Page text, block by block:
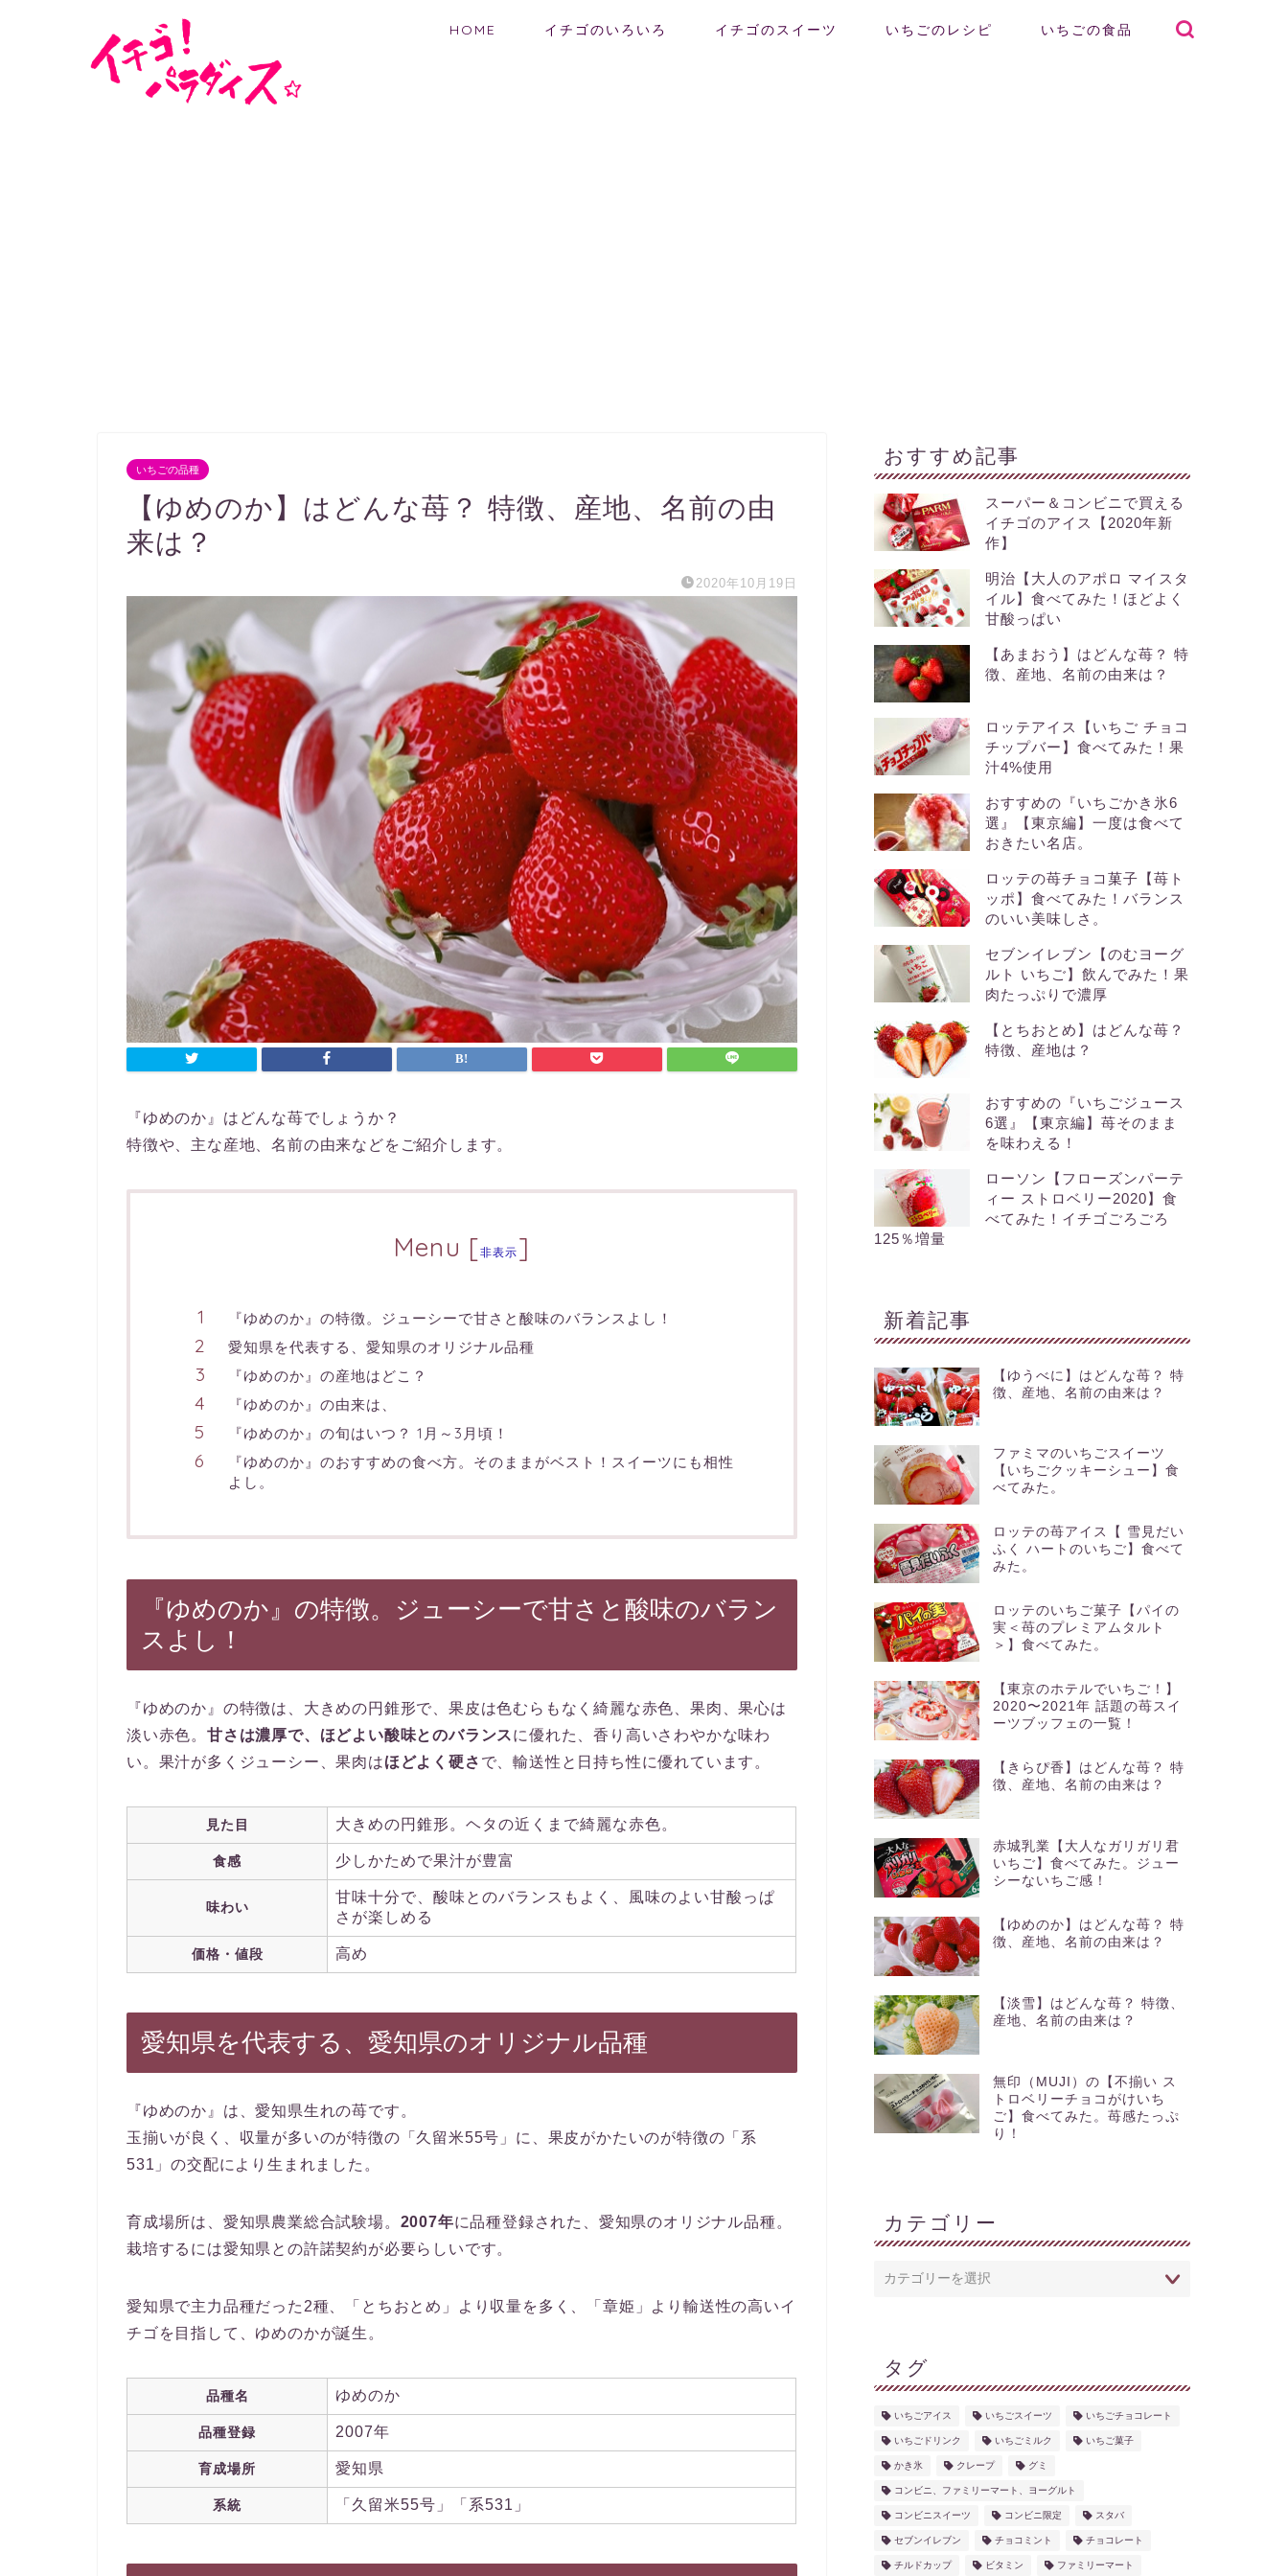
HOME イチゴのいろいろ イチゴのスイーツ いちごのレシピ いちごの食品
いちごの品種
【ゆめのか】はどんな苺？ 特徴、産地、名前の由
来は？
2020年10月19日
『ゆめのか』はどんな苺でしょうか？
特徴や、主な産地、名前の由来などをご紹介します。
Menu [非表示 ]
『ゆめのか』の特徴。ジューシーで甘さと酸味のバランスよし！
愛知県を代表する、愛知県のオリジナル品種
『ゆめのか』の産地はどこ？
『ゆめのか』の由来は、
『ゆめのか』の旬はいつ？ 1月～3月頃！
『ゆめのか』のおすすめの食べ方。そのままがベスト！スイーツにも相性
よし。
『ゆめのか』の特徴。ジューシーで甘さと酸味のバラン
スよし！
『ゆめのか』の特徴は、大きめの円錐形で、果皮は色むらもなく綺麗な赤色、果肉、果心は
淡い赤色。 甘さは濃厚で、ほどよい酸味とのバランスに優れた、香り高いさわやかな味わ
い。果汁が多くジューシー、果肉はほどよく硬さ で、輸送性と日持ち性に優れています。
見た目 大きめの円錐形。ヘタの近くまで綺麗な赤色。
食感 少しかためで果汁が豊富
味わい
甘味十分で、酸味とのバランスもよく、風味のよい甘酸っぱ
さが楽しめる
価格・値段 高め
愛知県を代表する、愛知県のオリジナル品種
『ゆめのか』は、愛知県生れの苺です。
玉揃いが良く、収量が多いのが特徴の「久留米55号」に、果皮がかたいのが特徴の「系
531」の交配により生まれました。
育成場所は、愛知県農業総合試験場。 2007年に品種登録された、愛知県のオリジナル品種。
栽培するには愛知県との許諾契約が必要らしいです。
愛知県で主力品種だった2種、「とちおとめ」より収量を多く、「章姫」より輸送性の高いイ
チゴを目指して、ゆめのかが誕生。
品種名 ゆめのか
品種登録 2007年
育成場所 愛知県
系統 「久留米55号」「系531」
おすすめ記事
スーパー＆コンビニで買える
イチゴのアイス【2020年新
作】
明治【大人のアポロ マイスタ
イル】食べてみた！ほどよく
甘酸っぱい
【あまおう】はどんな苺？ 特
徴、産地、名前の由来は？
ロッテアイス【いちご チョコ
チップバー】食べてみた！果
汁4%使用
おすすめの『いちごかき氷6
選』【東京編】一度は食べて
おきたい名店。
ロッテの苺チョコ菓子【苺ト
ッポ】食べてみた！バランス
のいい美味しさ。
セブンイレブン【のむヨーグ
ルト いちご】飲んでみた！果
肉たっぷりで濃厚
【とちおとめ】はどんな苺？
特徴、産地は？
おすすめの『いちごジュース
6選』【東京編】苺そのまま
を味わえる！
ローソン【フローズンパーテ
ィー ストロベリー2020】食
べてみた！イチゴごろごろ
125％増量
新着記事
【ゆうべに】はどんな苺？ 特
徴、産地、名前の由来は？
ファミマのいちごスイーツ
【いちごクッキーシュー】食
べてみた。
ロッテの苺アイス【 雪見だい
ふく ハートのいちご】食べて
みた。
ロッテのいちご菓子【パイの
実＜苺のプレミアムタルト
＞】食べてみた。
【東京のホテルでいちご！】
2020〜2021年 話題の苺スイ
ーツブッフェの一覧！
【きらぴ香】はどんな苺？ 特
徴、産地、名前の由来は？
赤城乳業【大人なガリガリ君
いちご】食べてみた。ジュー
シーないちご感！
【ゆめのか】はどんな苺？ 特
徴、産地、名前の由来は？
【淡雪】はどんな苺？ 特徴、
産地、名前の由来は？
無印（MUJI）の【不揃い ス
トロベリーチョコがけいち
ご】食べてみた。苺感たっぷ
り！
カテゴリー
タグ
いちごアイス いちごスイーツ いちごチョコレート
いちごドリンク いちごミルク いちご菓子
かき氷 クレープ グミ
コンビニ、ファミリーマート、ヨーグルト
コンビニスイーツ コンビニ限定 スタバ
セブンイレブン チョコミント チョコレート
チルドカップ ビタミン ファミリーマート